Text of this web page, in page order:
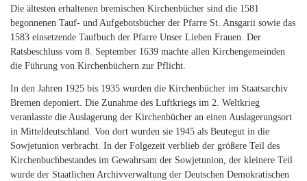
Die ältesten erhaltenen bremischen Kirchenbücher sind die 1581
begonnenen Tauf- und Aufgebotsbücher der Pfarre St. Ansgarii sowie das
1583 einsetzende Taufbuch der Pfarre Unser Lieben Frauen. Der
Ratsbeschluss vom 8. September 1639 machte allen Kirchengemeinden
die Führung von Kirchenbüchern zur Pflicht.
In den Jahren 1925 bis 1935 wurden die Kirchenbücher im Staatsarchiv
Bremen deponiert. Die Zunahme des Luftkriegs im 2. Weltkrieg
veranlasste die Auslagerung der Kirchenbücher an einen Auslagerungsort
in Mitteldeutschland. Von dort wurden sie 1945 als Beutegut in die
Sowjetunion verbracht. In der Folgezeit verblieb der größere Teil des
Kirchenbuchbestandes im Gewahrsam der Sowjetunion, der kleinere Teil
wurde der Staatlichen Archivverwaltung der Deutschen Demokratischen